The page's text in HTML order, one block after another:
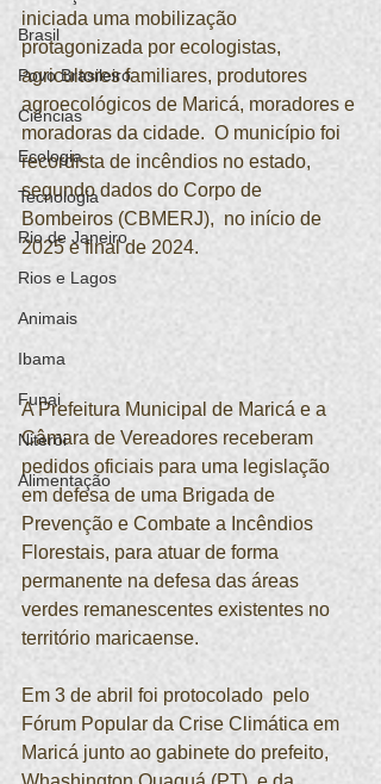
Brasil
Povo Brasileiro
Ciências
Ecologia
Tecnologia
Rio de Janeiro
Rios e Lagos
Animais
Ibama
Funai
Niterói
Alimentação
iniciada uma mobilização
protagonizada por ecologistas,
agricultores familiares, produtores
agroecológicos de Maricá, moradores e
moradoras da cidade.  O município foi
recordista de incêndios no estado,
segundo dados do Corpo de
Bombeiros (CBMERJ),  no início de
2025 e final de 2024.
A Prefeitura Municipal de Maricá e a
Câmara de Vereadores receberam
pedidos oficiais para uma legislação
em defesa de uma Brigada de
Prevenção e Combate a Incêndios
Florestais, para atuar de forma
permanente na defesa das áreas
verdes remanescentes existentes no
território maricaense.
Em 3 de abril foi protocolado  pelo
Fórum Popular da Crise Climática em
Maricá junto ao gabinete do prefeito,